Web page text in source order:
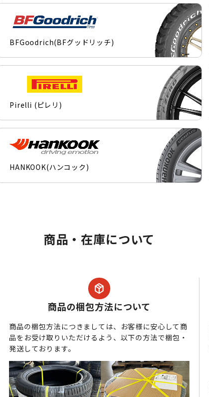
BFGoodrich(BFグッドリッチ)
Pirelli (ピレリ)
HANKOOK(ハンコック)
商品・在庫について
package_2
商品の梱包方法について
商品の梱包方法につきましては、お客様に安心して商
品をお受け取りいただけるよう、以下の方法で梱包・
発送しております。